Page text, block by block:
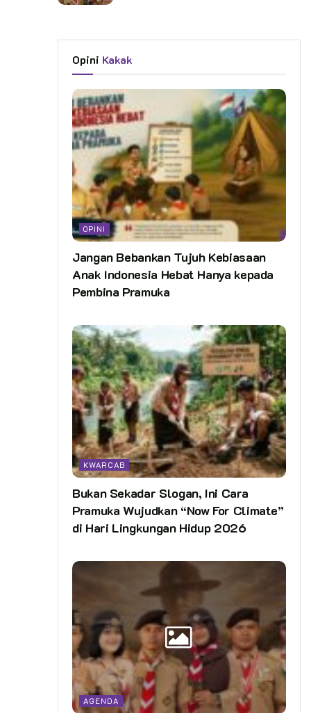
Opini Kakak
OPINI
Jangan Bebankan Tujuh Kebiasaan
Anak Indonesia Hebat Hanya kepada
Pembina Pramuka
KWARCAB
Bukan Sekadar Slogan, Ini Cara
Pramuka Wujudkan “Now For Climate”
di Hari Lingkungan Hidup 2026
AGENDA